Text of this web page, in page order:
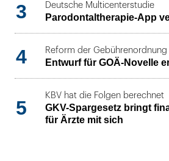
3 Deutsche Multicenterstudie
Parodontaltherapie-App
4 Reform der
Entwurf für GOÄ-Novelle
5
KBV hat die Folgen berechnet
GKV-Spargesetz bringt
für Ärzte mit sich